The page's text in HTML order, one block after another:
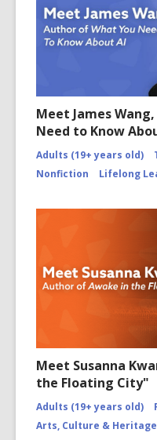
Meet James
Need to Know
Adults (19+ years old)
Nonfiction
Lifelong
Meet Susanna
the Floating City"
Adults (19+ years old)
Arts, Culture & Heritage